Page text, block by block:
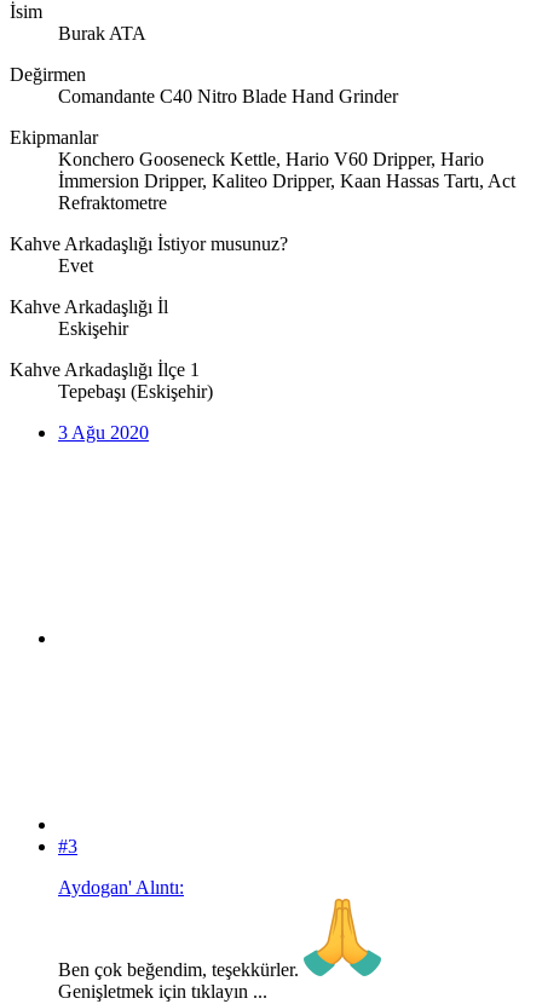
İsim
Burak ATA
Değirmen
Comandante C40 Nitro Blade Hand Grinder
Ekipmanlar
Konchero Gooseneck Kettle, Hario V60 Dripper, Hario
İmmersion Dripper, Kaliteo Dripper, Kaan Hassas Tartı, Act
Refraktometre
Kahve Arkadaşlığı İstiyor musunuz?
Evet
Kahve Arkadaşlığı İl
Eskişehir
Kahve Arkadaşlığı İlçe 1
Tepebaşı (Eskişehir)
3 Ağu 2020
#3
Aydogan' Alıntı:
Ben çok beğendim, teşekkürler.
Genişletmek için tıklayın ...